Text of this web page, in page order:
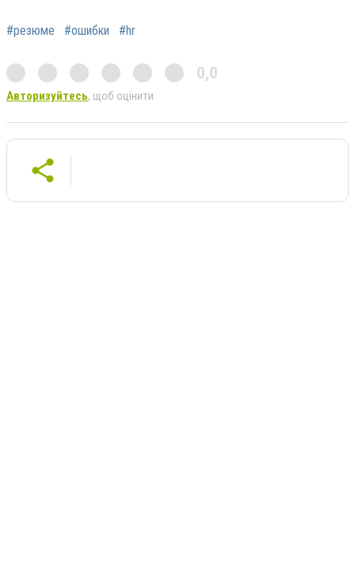
#резюме #ошибки #hr
0,0
Авторизуйтесь, щоб оцінити